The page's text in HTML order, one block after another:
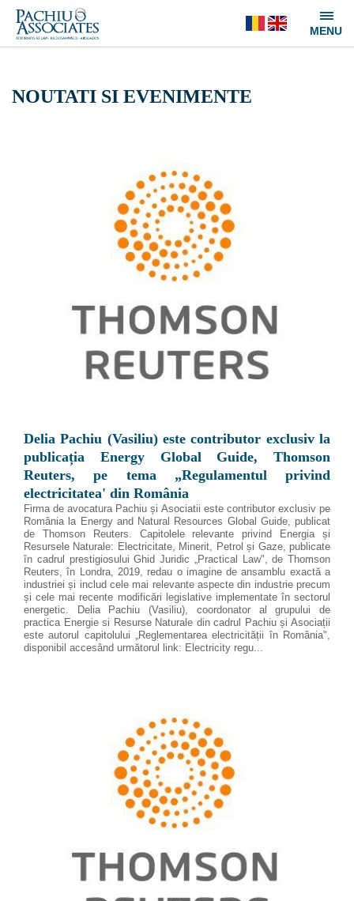
NOUTATI SI EVENIMENTE
Delia Pachiu (Vasiliu) este contributor exclusiv la
publicația Energy Global Guide, Thomson
Reuters, pe tema „Regulamentul privind
electricitatea' din România
Firma de avocatura Pachiu și Asociatii este contributor exclusiv pe
România la Energy and Natural Resources Global Guide, publicat
de Thomson Reuters. Capitolele relevante privind Energia și
Resursele Naturale: Electricitate, Minerit, Petrol și Gaze, publicate
în cadrul prestigiosului Ghid Juridic „Practical Law", de Thomson
Reuters, în Londra, 2019, redau o imagine de ansamblu exactă a
industriei și includ cele mai relevante aspecte din industrie precum
și cele mai recente modificări legislative implementate în sectorul
energetic. Delia Pachiu (Vasiliu), coordonator al grupului de
practica Energie si Resurse Naturale din cadrul Pachiu și Asociații
este autorul capitolului „Reglementarea electricității în România",
disponibil accesând următorul link: Electricity regu...